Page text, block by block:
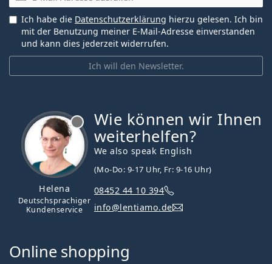
Ich will den Newsletter.
Ich habe die Datenschutzerklärung hierzu gelesen. Ich bin
mit der Benutzung meiner E-Mail-Adresse einverstanden
und kann dies jederzeit widerrufen.
Helena
Deutschsprachiger
Kundenservice
Wie können wir Ihnen
weiterhelfen?
We also speak English
(Mo-Do: 9-17 Uhr, Fr: 9-16 Uhr)
08452 44 10 394
info@lentiamo.de
Online shopping